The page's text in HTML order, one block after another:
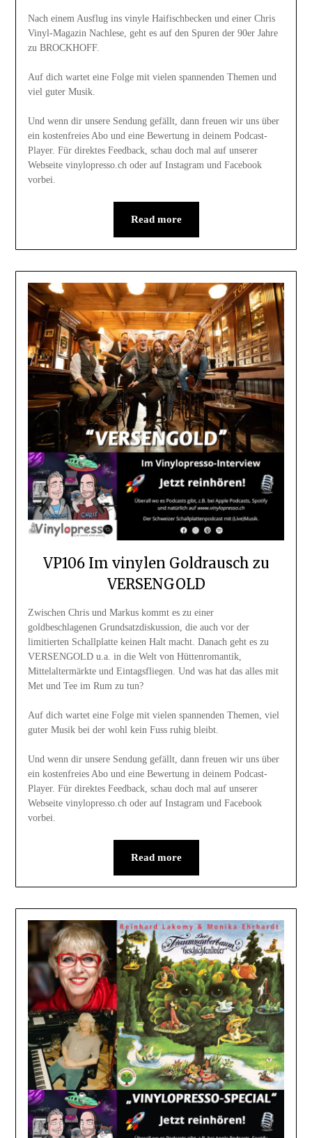
Nach einem Ausflug ins vinyle Haifischbecken und einer Chris
Vinyl-Magazin Nachlese, geht es auf den Spuren der 90er Jahre
zu BROCKHOFF.
Auf dich wartet eine Folge mit vielen spannenden Themen und
viel guter Musik.
Und wenn dir unsere Sendung gefällt, dann freuen wir uns über
ein kostenfreies Abo und eine Bewertung in deinem Podcast-
Player. Für direktes Feedback, schau doch mal auf unserer
Webseite vinylopresso.ch oder auf Instagram und Facebook
vorbei.
Read more
VP106 Im vinylen Goldrausch zu
VERSENGOLD
Zwischen Chris und Markus kommt es zu einer
goldbeschlagenen Grundsatzdiskussion, die auch vor der
limitierten Schallplatte keinen Halt macht. Danach geht es zu
VERSENGOLD u.a. in die Welt von Hüttenromantik,
Mittelaltermärkte und Eintagsfliegen. Und was hat das alles mit
Met und Tee im Rum zu tun?
Auf dich wartet eine Folge mit vielen spannenden Themen, viel
guter Musik bei der wohl kein Fuss ruhig bleibt.
Und wenn dir unsere Sendung gefällt, dann freuen wir uns über
ein kostenfreies Abo und eine Bewertung in deinem Podcast-
Player. Für direktes Feedback, schau doch mal auf unserer
Webseite vinylopresso.ch oder auf Instagram und Facebook
vorbei.
Read more